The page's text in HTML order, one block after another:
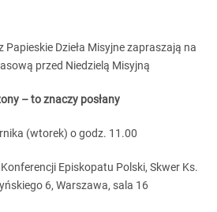
Papieskie Dzieła Misyjne zapraszają na
przed Niedzielą Misyjną
– to znaczy posłany
(wtorek) o godz. 11.00
Episkopatu Polski, Skwer Ks.
6, Warszawa, sala 16